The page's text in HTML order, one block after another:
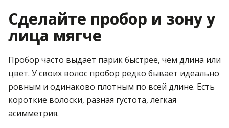
Сделайте пробор и зону у
лица мягче
Пробор часто выдает парик быстрее, чем длина или
цвет. У своих волос пробор редко бывает идеально
ровным и одинаково плотным по всей длине. Есть
короткие волоски, разная густота, легкая
асимметрия.